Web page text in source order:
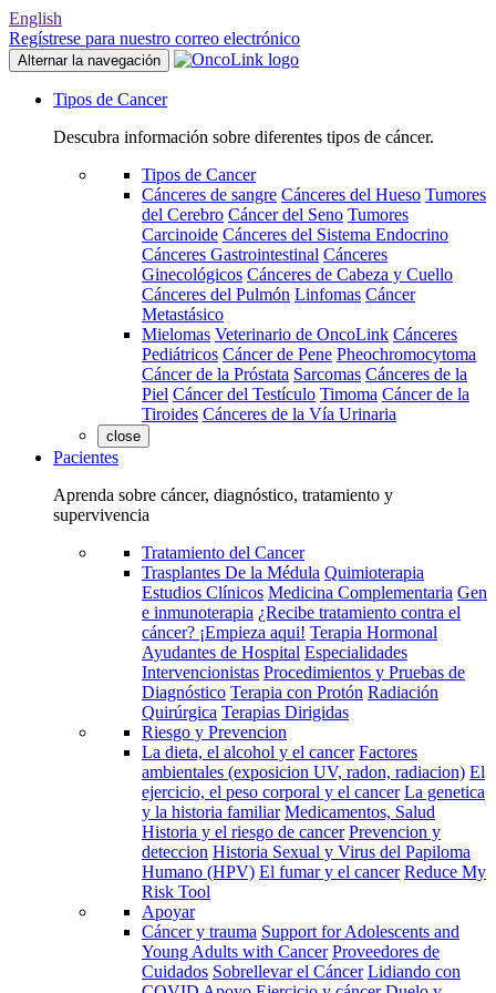
English
Regístrese para nuestro correo electrónico
Alternar la navegación
Tipos de Cancer
Descubra información sobre diferentes tipos de cáncer.
Tipos de Cancer
Cánceres de sangre Cánceres del Hueso Tumores
del Cerebro Cáncer del Seno Tumores
Carcinoide Cánceres del Sistema Endocrino
Cánceres Gastrointestinal Cánceres
Ginecológicos Cánceres de Cabeza y Cuello
Cánceres del Pulmón Linfomas Cáncer
Metastásico
Mielomas Veterinario de OncoLink Cánceres
Pediátricos Cáncer de Pene Pheochromocytoma
Cáncer de la Próstata Sarcomas Cánceres de la
Piel Cáncer del Testículo Timoma Cáncer de la
Tiroides Cánceres de la Vía Urinaria
close
Pacientes
Aprenda sobre cáncer, diagnóstico, tratamiento y
supervivencia
Tratamiento del Cancer
Trasplantes De la Médula Quimioterapia
Estudios Clínicos Medicina Complementaria Gen
e inmunoterapia ¿Recibe tratamiento contra el
cáncer? ¡Empieza aqui! Terapia Hormonal
Ayudantes de Hospital Especialidades
Intervencionistas Procedimientos y Pruebas de
Diagnóstico Terapia con Protón Radiación
Quirúrgica Terapias Dirigidas
Riesgo y Prevencion
La dieta, el alcohol y el cancer Factores
ambientales (exposicion UV, radon, radiacion) El
ejercicio, el peso corporal y el cancer La genetica
y la historia familiar Medicamentos, Salud
Historia y el riesgo de cancer Prevencion y
deteccion Historia Sexual y Virus del Papiloma
Humano (HPV) El fumar y el cancer Reduce My
Risk Tool
Apoyar
Cáncer y trauma Support for Adolescents and
Young Adults with Cancer Proveedores de
Cuidados Sobrellevar el Cáncer Lidiando con